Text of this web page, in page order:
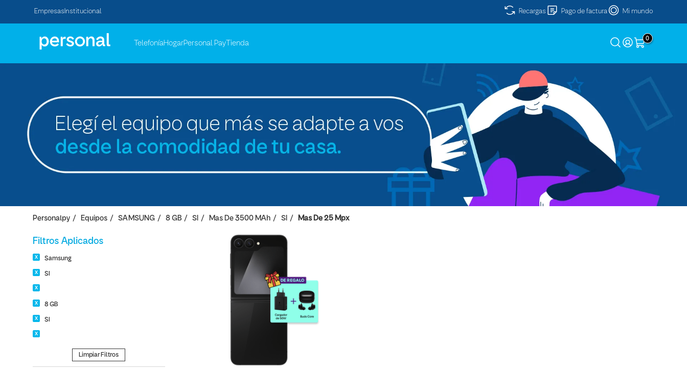
Empresas Institucional Recargas Pago de factura Mi mundo
TelefoníaHogarPersonal Pay Tienda
0
Personalpy Equipos SAMSUNG 8 GB SI Mas De 3500 MAh SI Mas De 25 Mpx
Filtros Aplicados
Samsung
SI
8 GB
SI
Limpiar Filtros